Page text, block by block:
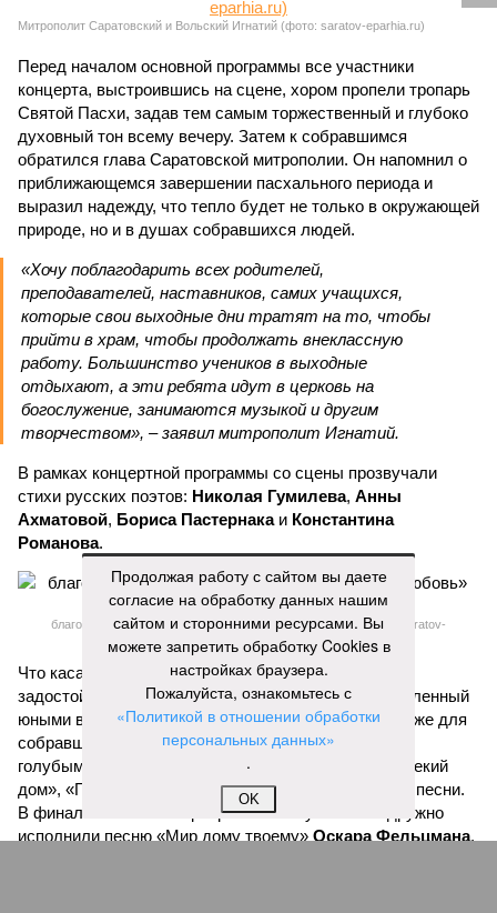
Митрополит Саратовский и Вольский Игнатий (фото: saratov-eparhia.ru)
Перед началом основной программы все участники
концерта, выстроившись на сцене, хором пропели тропарь
Святой Пасхи, задав тем самым торжественный и глубоко
духовный тон всему вечеру. Затем к собравшимся
обратился глава Саратовской митрополии. Он напомнил о
приближающемся завершении пасхального периода и
выразил надежду, что тепло будет не только в окружающей
природе, но и в душах собравшихся людей.
«Хочу поблагодарить всех родителей,
преподавателей, наставников, самих учащихся,
которые свои выходные дни тратят на то, чтобы
прийти в храм, чтобы продолжать внеклассную
работу. Большинство учеников в выходные
отдыхают, а эти ребята идут в церковь на
богослужение, занимаются музыкой и другим
творчеством», – заявил митрополит Игнатий.
В рамках концертной программы со сцены прозвучали
стихи русских поэтов: Николая Гумилева, Анны
Ахматовой, Бориса Пастернакаи Константина
Романова.
благотворительный концерт «Вера, надежда, любовь» (фото: saratov-
Что касается вокальных выступлений, их открыл
задостойник Пасхи Валаамского распева, подготовленный
юными вокалистами Образовательного центра. Также для
собравшихся прозвучали композиции «Над небом
голубым», «За рекой», «Все зависит от Бога», «Далекий
дом», «Главное на свете – это наши дети» и другие песни.
В финальной части мероприятия все участники дружно
исполнили песню «Мир дому твоему» Оскара Фельцмана.
Продолжая работу с сайтом вы даете
согласие на обработку данных нашим
сайтом и сторонними ресурсами. Вы
можете запретить обработку Cookies в
настройках браузера.
Пожалуйста, ознакомьтесь с
«Политикой в отношении обработки
персональных данных»
.
OK